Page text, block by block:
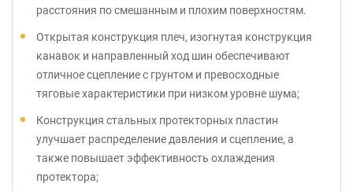
расстояния по смешанным и плохим поверхностям.
Открытая конструкция плеч, изогнутая конструкция
канавок и направленный ход шин обеспечивают
отличное сцепление с грунтом и превосходные
тяговые характеристики при низком уровне шума;
Конструкция стальных протекторных пластин
улучшает распределение давления и сцепление, а
также повышает эффективность охлаждения
протектора;